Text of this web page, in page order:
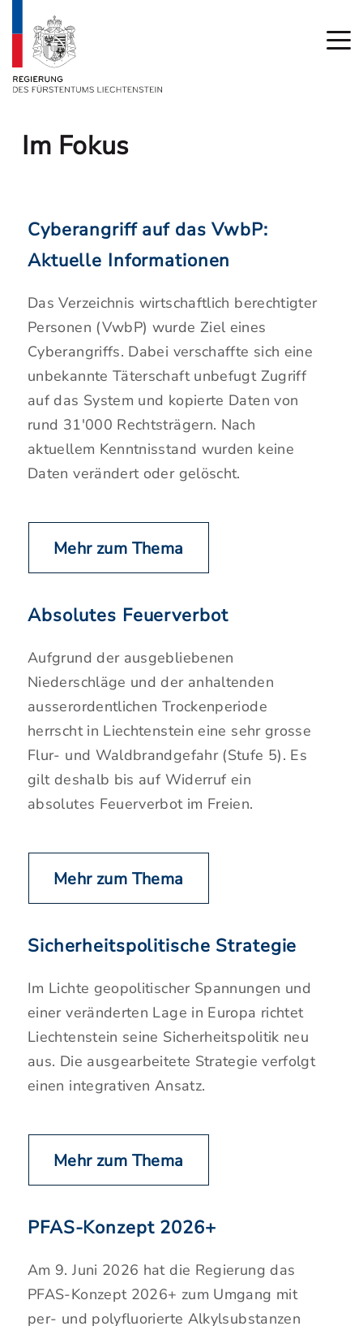
Im Fokus
Cyberangriff auf das VwbP:
Aktuelle Informationen
Das Verzeichnis wirtschaftlich berechtigter
Personen (VwbP) wurde Ziel eines
Cyberangriffs. Dabei verschaffte sich eine
unbekannte Täterschaft unbefugt Zugriff
auf das System und kopierte Daten von
rund 31'000 Rechtsträgern. Nach
aktuellem Kenntnisstand wurden keine
Daten verändert oder gelöscht.
Mehr zum Thema
Absolutes Feuerverbot
Aufgrund der ausgebliebenen
Niederschläge und der anhaltenden
ausserordentlichen Trockenperiode
herrscht in Liechtenstein eine sehr grosse
Flur- und Waldbrandgefahr (Stufe 5). Es
gilt deshalb bis auf Widerruf ein
absolutes Feuerverbot im Freien.
Mehr zum Thema
Sicherheitspolitische Strategie
Im Lichte geopolitischer Spannungen und
einer veränderten Lage in Europa richtet
Liechtenstein seine Sicherheitspolitik neu
aus. Die ausgearbeitete Strategie verfolgt
einen integrativen Ansatz.
Mehr zum Thema
PFAS-Konzept 2026+
Am 9. Juni 2026 hat die Regierung das
PFAS-Konzept 2026+ zum Umgang mit
per- und polyfluorierte Alkylsubstanzen